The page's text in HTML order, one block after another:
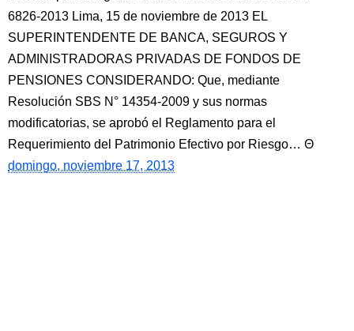
6826-2013 Lima, 15 de noviembre de 2013 EL
SUPERINTENDENTE DE BANCA, SEGUROS Y
ADMINISTRADORAS PRIVADAS DE FONDOS DE
PENSIONES CONSIDERANDO: Que, mediante
Resolución SBS N° 14354-2009 y sus normas
modificatorias, se aprobó el Reglamento para el
Requerimiento del Patrimonio Efectivo por Riesgo…
domingo, noviembre 17, 2013